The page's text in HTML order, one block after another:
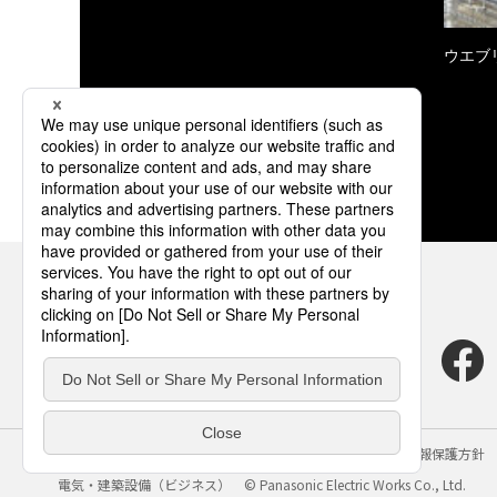
ウエ
サイトのご利用にあたって クッキーポリシー
個人情報保護方針
電気・建築設備（ビジネス）
© Panasonic Electric Works Co., Ltd.